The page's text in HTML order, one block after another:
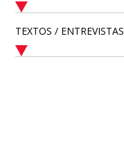
TEXTOS / ENTREVISTAS